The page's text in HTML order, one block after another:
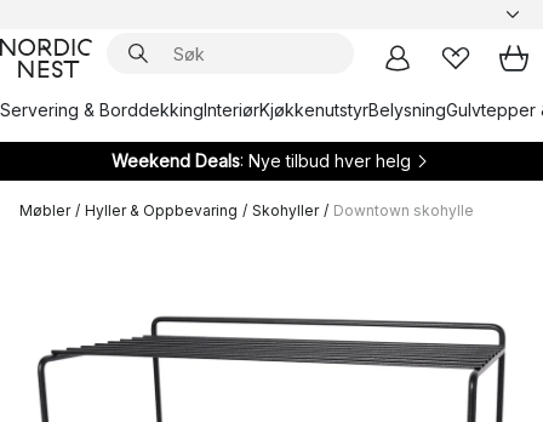
Servering & BorddekkingInteriørKjøkkenutstyrBelysningGulvtepper
Weekend Deals: Nye tilbud hver helg
Møbler / Hyller & Oppbevaring / Skohyller / Downtown skohylle